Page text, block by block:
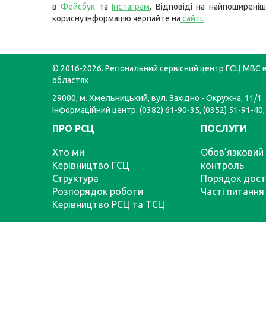
вФейсбук таІнстаграм. Відповіді на
корисну інформацію черпайте на сайті.
© 2016-2026. Регіональний сервісний центр ГСЦ МВС
областях
29000, м. Хмельницький, вул. Західно - Окружна, 11/1
Інформаційний центр: (0382) 61-90-35, (0352) 51-91-
ПРО РСЦ
Хто ми
Керівництво ГСЦ
Структура
Розпорядок роботи
Керівництво РСЦ та ТСЦ
ПОСЛУГИ
Обов’язковий
контроль
Порядок
Часті питання